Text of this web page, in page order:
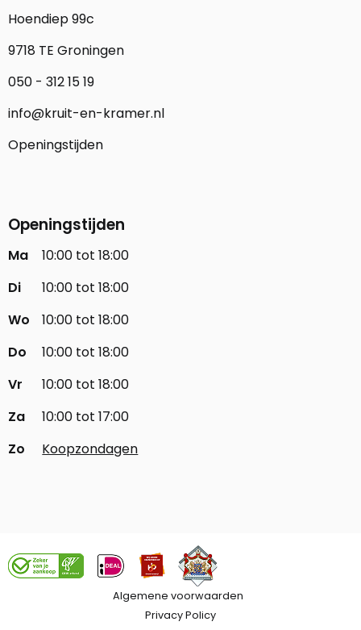
Hoendiep 99c
9718 TE Groningen
050 - 312 15 19
info@kruit-en-kramer.nl
Openingstijden
Openingstijden
Ma
10:00 tot 18:00
Di
10:00 tot 18:00
Wo
10:00 tot 18:00
Do
10:00 tot 18:00
Vr
10:00 tot 18:00
Za
10:00 tot 17:00
Zo
Koopzondagen
Algemene voorwaarden
Privacy Policy